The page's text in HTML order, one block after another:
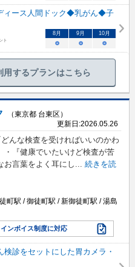
ィース人間ドック◆乳がん◆子
ト
8 月 9 月 10月
○ ○ ○
するプランはこちら
（東京都 台東区）
更新日:2026.05.26
んな検査を受ければいいのかわ
・『健康でいたいけど検査が苦
お言葉をよく耳にし ... 続きを読
町駅 / 御徒町駅 / 新御徒町駅 / 湯島
インボイス制度に対応
診をセットにした胃カメラ・